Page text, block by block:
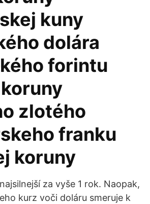
kuny
dolára
forintu
zlotého
franku
koruny
za vyše 1 rok. Naopak,
kurz voči doláru smeruje k